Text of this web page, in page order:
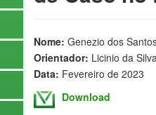
Nome: Genezio dos
Orientador: Licinio da
Data: Fevereiro de 2023
Download